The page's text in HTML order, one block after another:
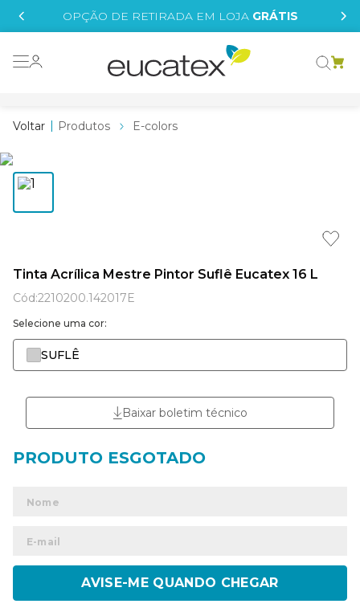
OPÇÃO DE RETIRADA EM LOJA GRÁTIS
Produtos E-colors
Tinta Acrílica Mestre Pintor Suflê Eucatex 16 L
Cód:2210200.142017E
Selecione uma cor:
SUFLÊ
Baixar boletim técnico
ENVIAR
tinta